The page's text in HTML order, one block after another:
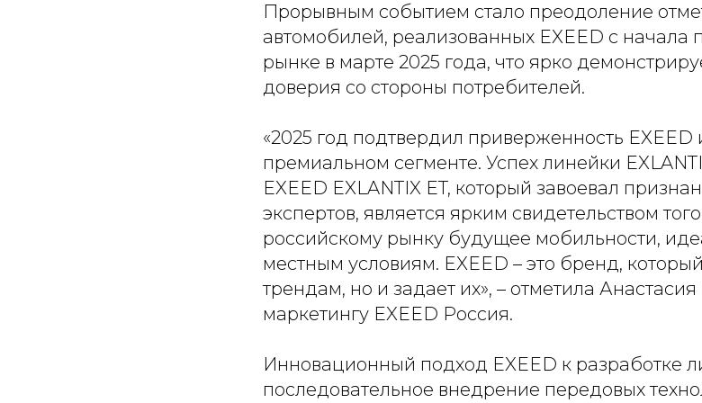
Прорывным событием стало преодоление
автомобилей, реализованных EXEED с
рынке в марте 2025 года, что ярко
доверия со стороны потребителей.
«2025 год подтвердил приверженность
премиальном сегменте. Успех линейки
EXEED EXLANTIX ET, который завоевал
экспертов, является ярким свидетельством
российскому рынку будущее мобильности,
местным условиям. EXEED – это бренд,
трендам, но и задает их», – отметила
маркетингу EXEED Россия.
Инновационный подход EXEED к разработке
последовательное внедрение передовых